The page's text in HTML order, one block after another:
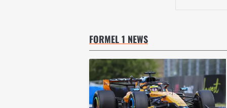
FORMEL 1 NEWS